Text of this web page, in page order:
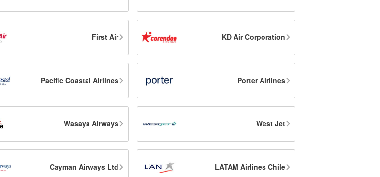
First Air KD Air Corporation
Pacific Coastal Airlines Porter Airlines
Wasaya Airways West Jet
Cayman Airways Ltd LATAM Airlines Chile